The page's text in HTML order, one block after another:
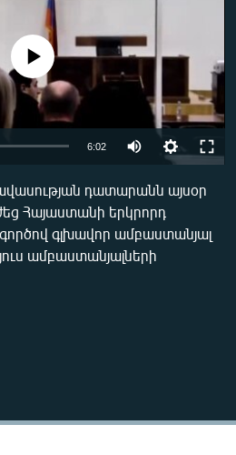
currently available
6:02
դատարանն այսօր
Հայաստանի երկրորդ
գլխավոր ամբաստանյալ
ամբաստանյալների